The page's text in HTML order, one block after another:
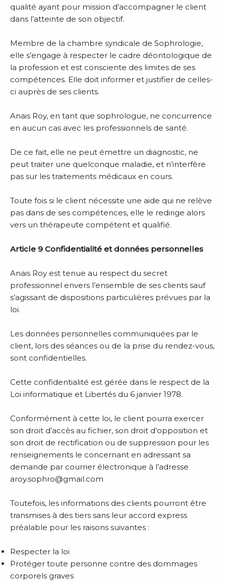
qualité ayant pour mission d’accompagner le client
dans l’atteinte de son objectif.
Membre de la chambre syndicale de Sophrologie,
elle s’engage à respecter le cadre déontologique de
la profession et est consciente des limites de ses
compétences. Elle doit informer et justifier de celles-
ci auprès de ses clients.
Anais Roy, en tant que sophrologue, ne concurrence
en aucun cas avec les professionnels de santé.
De ce fait, elle ne peut émettre un diagnostic, ne
peut traiter une quelconque maladie, et n’interfère
pas sur les traitements médicaux en cours.
Toute fois si le client nécessite une aide qui ne relève
pas dans de ses compétences, elle le redirige alors
vers un thérapeute compétent et qualifié.
Article 9 Confidentialité et données personnelles
Anais Roy est tenue au respect du secret
professionnel envers l’ensemble de ses clients sauf
s’agissant de dispositions particulières prévues par la
loi.
Les données personnelles communiquées par le
client, lors des séances ou de la prise du rendez-vous,
sont confidentielles.
Cette confidentialité est gérée dans le respect de la
Loi informatique et Libertés du 6 janvier 1978.
Conformément à cette loi, le client pourra exercer
son droit d’accès au fichier, son droit d’opposition et
son droit de rectification ou de suppression pour les
renseignements le concernant en adressant sa
demande par courrier électronique à l’adresse
aroy.sophro@gmail.com
Toutefois, les informations des clients pourront être
transmises à des tiers sans leur accord express
préalable pour les raisons suivantes :
Respecter la loi
Protéger toute personne contre des dommages
corporels graves